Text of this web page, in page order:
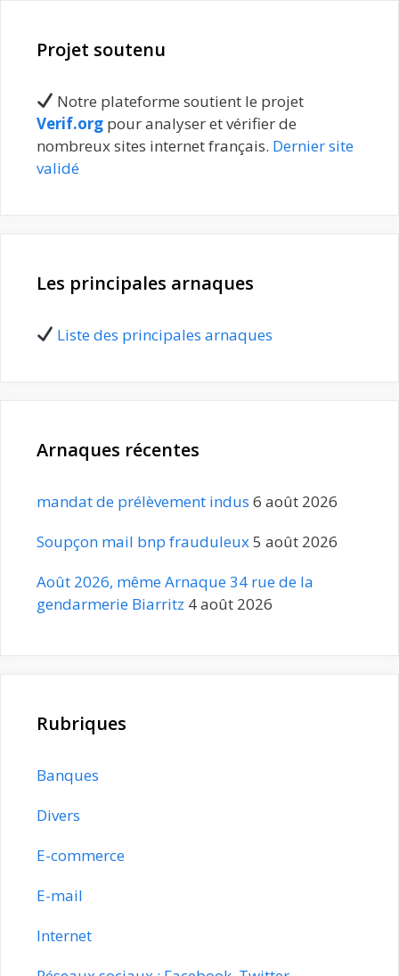
Projet soutenu
Notre plateforme soutient le projet
Verif.org pour analyser et vérifier de
nombreux sites internet français. Dernier site
validé
Les principales arnaques
Liste des principales arnaques
Arnaques récentes
mandat de prélèvement indus 6 août 2026
Soupçon mail bnp frauduleux5 août 2026
Août 2026, même Arnaque 34 rue de la
gendarmerie Biarritz 4 août 2026
Rubriques
Banques
Divers
E-commerce
E-mail
Internet